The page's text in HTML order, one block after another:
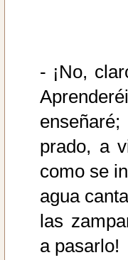
- ¡No,
prado, a
como se
agua
las
a pasarlo!